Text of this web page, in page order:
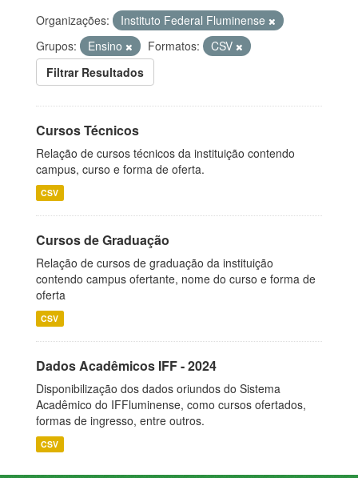
Organizações:
Instituto Federal Fluminense
Grupos:
Ensino Formatos:
CSV
Filtrar Resultados
Cursos Técnicos
Relação de cursos técnicos da instituição contendo
campus, curso e forma de oferta.
CSV
Cursos de Graduação
Relação de cursos de graduação da instituição
contendo campus ofertante, nome do curso e forma de
oferta
CSV
Dados Acadêmicos IFF - 2024
Disponibilização dos dados oriundos do Sistema
Acadêmico do IFFluminense, como cursos ofertados,
formas de ingresso, entre outros.
CSV